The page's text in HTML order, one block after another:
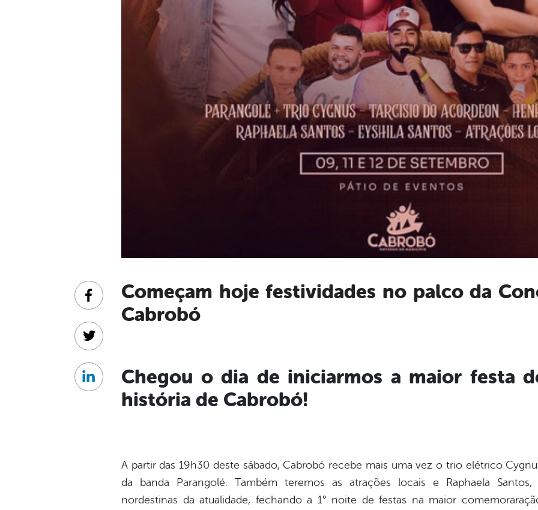
Começam hoje festividades no palco da Concha Acústica em
Cabrobó
Chegou o dia de iniciarmos a maior festa
história de Cabrobó!
A partir das 19h30 deste sábado, Cabrobó recebe mais uma vez o trio elétrico
da banda Parangolé. Também teremos as atrações locais e Raphaela
nordestinas da atualidade, fechando a 1° noite de festas na maior
Facebook
Twitter
Linkedin